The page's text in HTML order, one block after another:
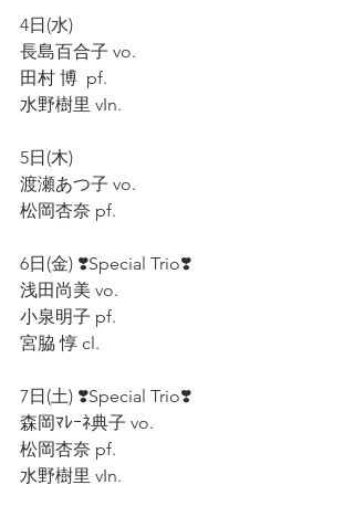
4日(水)
長島百合子 vo.
田村 博  pf.
水野樹里 vIn.
5日(木)
渡瀬あつ子 vo.
松岡杏奈 pf.
6日(金) ❣️Special Trio❣️
浅田尚美 vo.
小泉明子 pf.
宮脇 惇 cl.
7日(土) ❣️Special Trio❣️
森岡ﾏﾚｰﾈ典子 vo.
松岡杏奈 pf.
水野樹里 vIn.